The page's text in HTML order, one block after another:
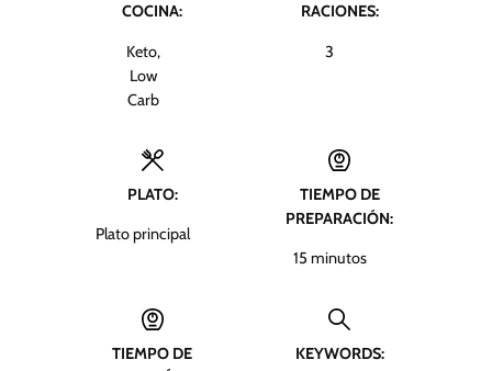
COCINA:
Keto,
Low
Carb
RACIONES:
3
PLATO:
Plato principal
TIEMPO DE
PREPARACIÓN:
15m
t
minutos
TIEMPO DE
KEYWORDS: